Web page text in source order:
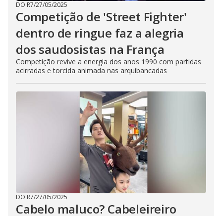
DO R7/27/05/2025
Competição de 'Street Fighter'
dentro de ringue faz a alegria
dos saudosistas na França
Competição revive a energia dos anos 1990 com partidas
acirradas e torcida animada nas arquibancadas
DO R7/27/05/2025
Cabelo maluco? Cabeleireiro